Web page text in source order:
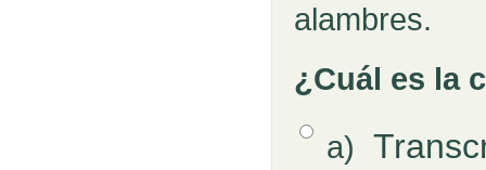
alambres.
¿Cuál es la
Respuestas
Opción 1a)